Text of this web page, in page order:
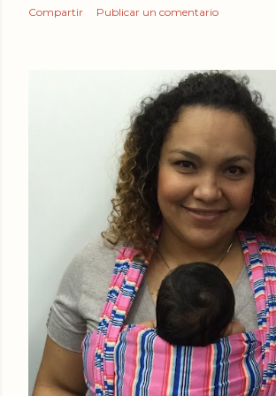
Compartir Publicar un comentario